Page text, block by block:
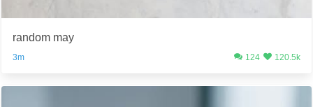
random may
3m 124 120.5k